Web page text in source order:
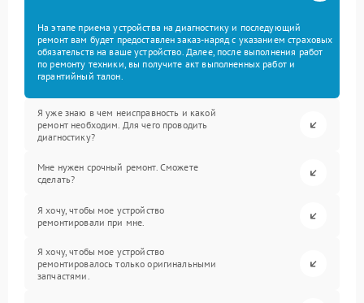
На этапе приема устройства на диагностику и последующий
ремонт вам будет предоставлен заказ-наряд с указанием страховых
обязательств на ваше устройство. Далее, после выполнения работ
по ремонту техники, вы получите акт выполненных работ и
гарантийный талон.
Я уже знаю в чем неисправность и какой
ремонт необходим. Для чего проводить
диагностику?
Мне нужен срочный ремонт. Сможете
сделать?
Я хочу, чтобы мое устройство
ремонтировали при мне.
Я хочу, чтобы мое устройство
ремонтировалось только оригинальными
запчастями.